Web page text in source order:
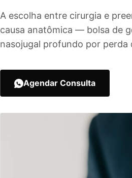
A escolha entre cirurgia e
causa anatômica — bolsa de
nasojugal profundo por
Agendar Consulta